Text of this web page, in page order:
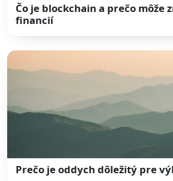
Čo je blockchain a prečo môže
financií
Prečo je oddych dôležitý pre